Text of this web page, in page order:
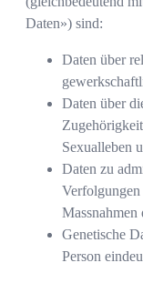
Daten») sind:
Daten über
Daten über
Sexualleben
Daten zu
Genetische
Person